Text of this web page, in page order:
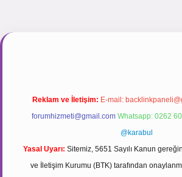
Reklam ve İletişim: E-mail:
forumhizmeti@gmail.com Whatsapp: 0262
@karabul
Yasal Uyarı: Sitemiz, 5651 Sayılı Kanun
ve İletişim Kurumu (BTK) tarafından